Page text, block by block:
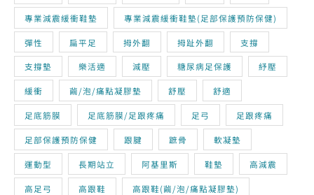
專業減震緩衝鞋墊 專業減震緩衝鞋墊(足部保護預防保健)
彈性 扁平足 拇外翻 拇趾外翻 支撐
支撐墊 樂活適 減壓 糖尿病足保護 紓壓
緩衝 繭/泡/痛點凝膠墊 舒壓 舒適
足底筋膜 足底筋膜/足跟疼痛 足弓 足跟疼痛
足部保護預防保健 跟腱 蹠骨 軟凝墊
運動型 長期站立 阿基里斯 鞋墊 高減震
高足弓 高跟鞋 高跟鞋(繭/泡/痛點凝膠墊)